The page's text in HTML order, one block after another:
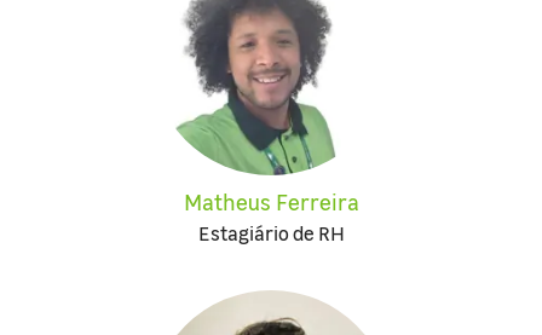
Matheus Ferreira
Estagiário de RH